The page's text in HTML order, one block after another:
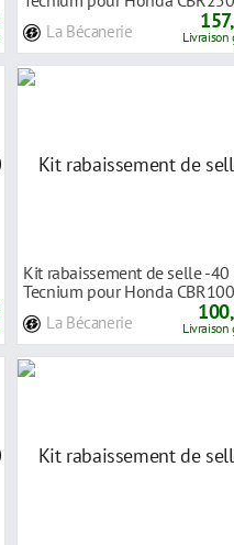
La Bécanerie Livraison
Kit rabaissement de selle -40
Tecnium pour Honda
La Bécanerie Livraison